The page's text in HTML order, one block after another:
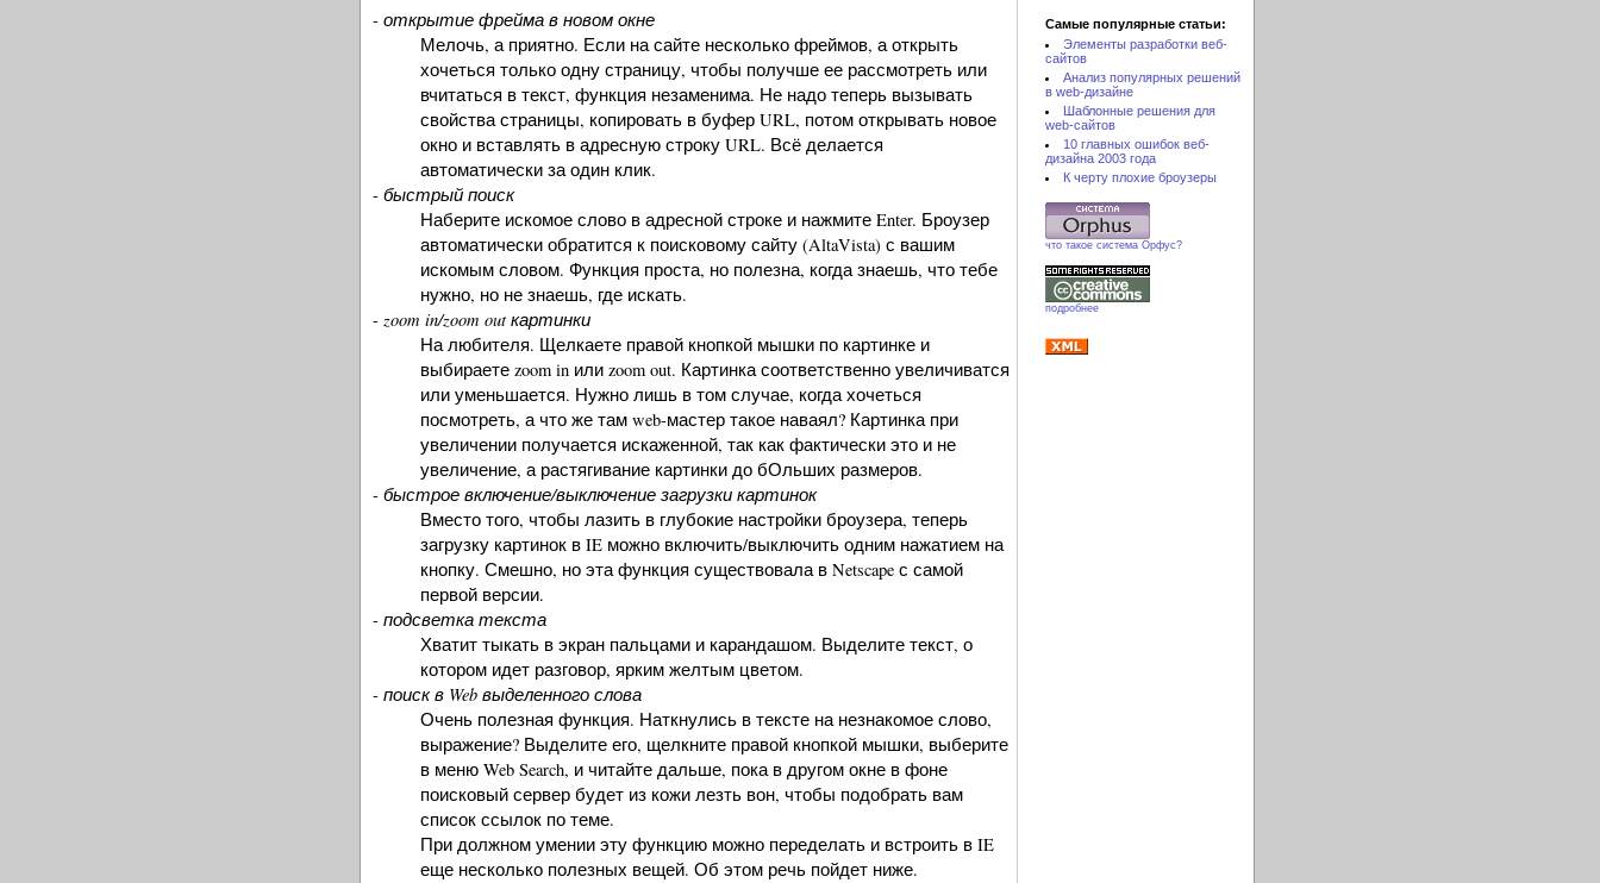
- открытие фрейма в новом окне
Мелочь, а приятно. Если на сайте несколько фреймов, а открыть
хочеться только одну страницу, чтобы получше ее рассмотреть или
вчитаться в текст, функция незаменима. Не надо теперь вызывать
свойства страницы, копировать в буфер URL, потом открывать новое
окно и вставлять в адресную строку URL. Всё делается
автоматически за один клик.
- быстрый поиск
Наберите искомое слово в адресной строке и нажмите Enter. Броузер
автоматически обратится к поисковому сайту (AltaVista) с вашим
искомым словом. Функция проста, но полезна, когда знаешь, что тебе
нужно, но не знаешь, где искать.
- zoom in/zoom out картинки
На любителя. Щелкаете правой кнопкой мышки по картинке и
выбираете zoom in или zoom out. Картинка соответственно увеличиватся
или уменьшается. Нужно лишь в том случае, когда хочеться
посмотреть, а что же там web-мастер такое наваял? Картинка при
увеличении получается искаженной, так как фактически это и не
увеличение, а растягивание картинки до бОльших размеров.
- быстрое включение/выключение загрузки картинок
Вместо того, чтобы лазить в глубокие настройки броузера, теперь
загрузку картинок в IE можно включить/выключить одним нажатием на
кнопку. Смешно, но эта функция существовала в Netscape с самой
первой версии.
- подсветка текста
Хватит тыкать в экран пальцами и карандашом. Выделите текст, о
котором идет разговор, ярким желтым цветом.
- поиск в Web выделенного слова
Очень полезная функция. Наткнулись в тексте на незнакомое слово,
выражение? Выделите его, щелкните правой кнопкой мышки, выберите
в меню Web Search, и читайте дальше, пока в другом окне в фоне
поисковый сервер будет из кожи лезть вон, чтобы подобрать вам
список ссылок по теме.
При должном умении эту функцию можно переделать и встроить в IE
еще несколько полезных вещей. Об этом речь пойдет ниже.
Самые популярные статьи:
Элементы разработки веб-
сайтов
Анализ популярных решений
в web-дизайне
Шаблонные решения для
web-сайтов
10 главных ошибок веб-
дизайна 2003 года
К черту плохие броузеры
что такое система Орфус?
подробнее